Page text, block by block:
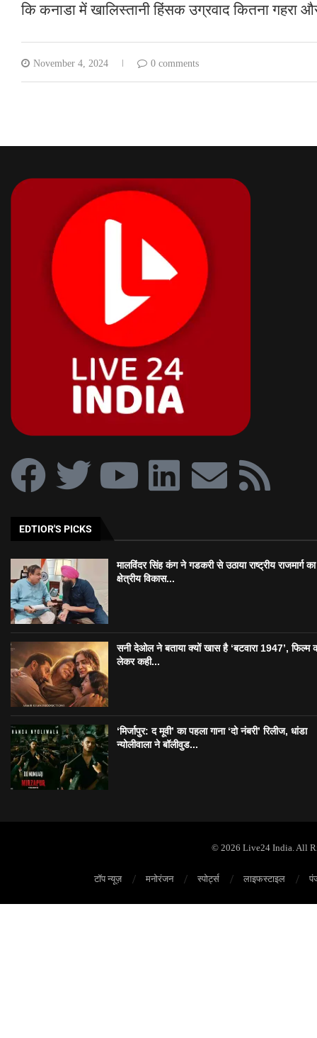
कि कनाडा में खालिस्तानी हिंसक उग्रवाद कितना गहरा
November 4, 2024 0 comments
EDTIOR'S PICKS
मालविंदर सिंह कंग ने गडकरी से उठाया राष्ट्रीय राजमार्ग का
क्षेत्रीय विकास...
सनी देओल ने बताया क्यों खास है ‘बटवारा 1947’, फिल्म
लेकर कही...
‘मिर्जापुर: द मूवी’ का पहला गाना ‘दो नंबरी’ रिलीज, धांडा
न्योलीवाला ने बॉलीवुड...
© 2026 Live24 India. All
टॉप न्यूज़ मनोरंजन स्पोर्ट्स लाइफस्टाइल